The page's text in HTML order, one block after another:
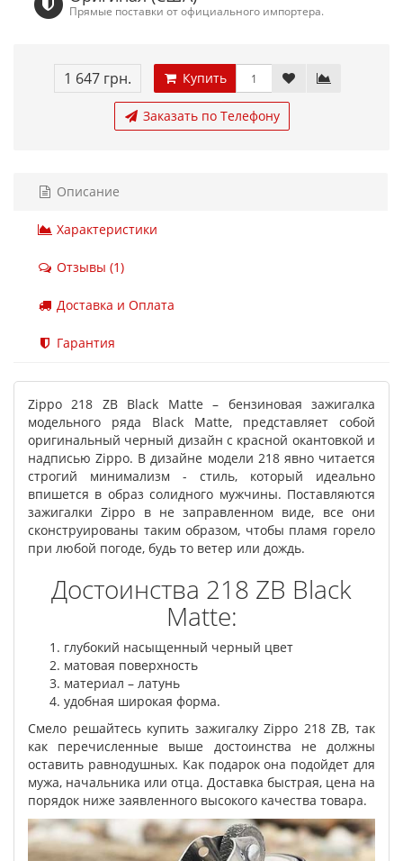
Прямые поставки от официального импортера.
1 647 грн. Купить
Заказать по Телефону
Описание
Характеристики
Отзывы (1)
Доставка и Оплата
Гарантия
Zippo 218 ZB Black Matte – бензиновая зажигалка
модельного ряда Black Matte, представляет собой
оригинальный черный дизайн с красной окантовкой и
надписью Zippo. В дизайне модели 218 явно читается
строгий минимализм - стиль, который идеально
впишется в образ солидного мужчины. Поставляются
зажигалки Zippo в не заправленном виде, все они
сконструированы таким образом, чтобы пламя горело
при любой погоде, будь то ветер или дождь.
Достоинства 218 ZB Black
Matte:
глубокий насыщенный черный цвет
матовая поверхность
материал – латунь
удобная широкая форма.
Смело решайтесь купить зажигалку Zippo 218 ZB, так
как перечисленные выше достоинства не должны
оставить равнодушных. Как подарок она подойдет для
мужа, начальника или отца. Доставка быстрая, цена на
порядок ниже заявленного высокого качества товара.